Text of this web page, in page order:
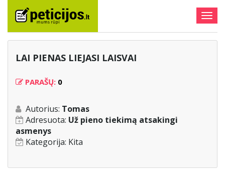
LAI PIENAS LIEJASI LAISVAI
PARAŠŲ: 0
Autorius: Tomas
Adresuota: Už pieno tiekimą atsakingi
asmenys
Kategorija: Kita